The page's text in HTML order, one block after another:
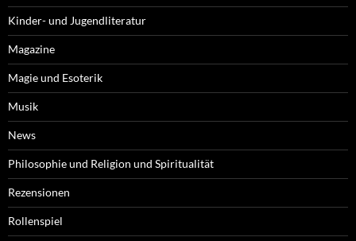
Kinder- und Jugendliteratur
Magazine
Magie und Esoterik
Musik
News
Philosophie und Religion und Spiritualität
Rezensionen
Rollenspiel